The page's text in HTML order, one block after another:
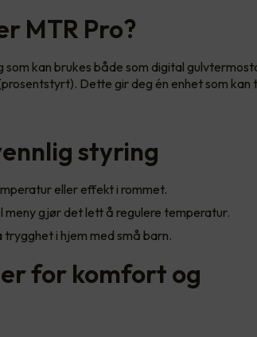
MTR Pro?
som kan brukes både som digital
Dette gir deg én enhet som kan
styring
eller effekt i rommet.
meny gjør det lett å regulere temperatur.
i hjem med små barn.
for komfort og